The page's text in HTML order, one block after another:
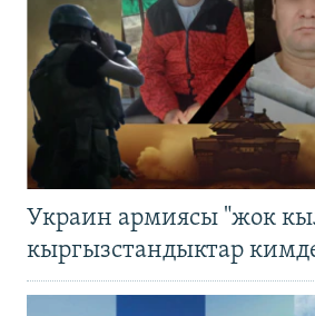
Украин армиясы "жок
кыргызстандыктар